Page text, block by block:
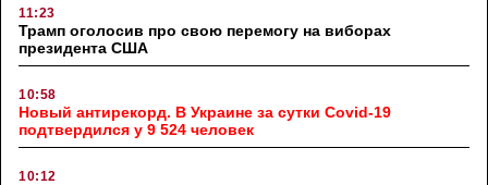
11:23
Трамп оголосив про свою перемогу на виборах
президента США
10:58
Новый антирекорд. В Украине за сутки Covid-19
подтвердился у 9 524 человек
10:12